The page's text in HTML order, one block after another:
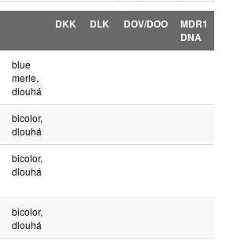
DKK DLK DOV/DOO
MDR1
DNA
blue
merle,
dlouhá
bicolor,
dlouhá
bicolor,
dlouhá
bicolor,
dlouhá